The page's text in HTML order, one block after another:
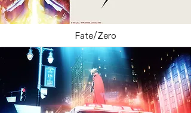
Fate/Zero